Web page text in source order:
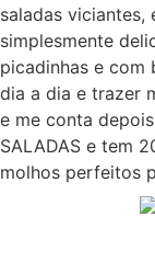
saladas viciantes,
simplesmente
picadinhas e com
dia a dia e trazer
e me conta
SALADAS e tem
molhos perfeitos